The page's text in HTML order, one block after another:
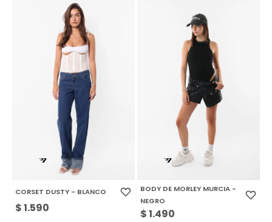
CORSET DUSTY - BLANCO
$1.590
BODY DE MORLEY MURCIA -
NEGRO
$1.490